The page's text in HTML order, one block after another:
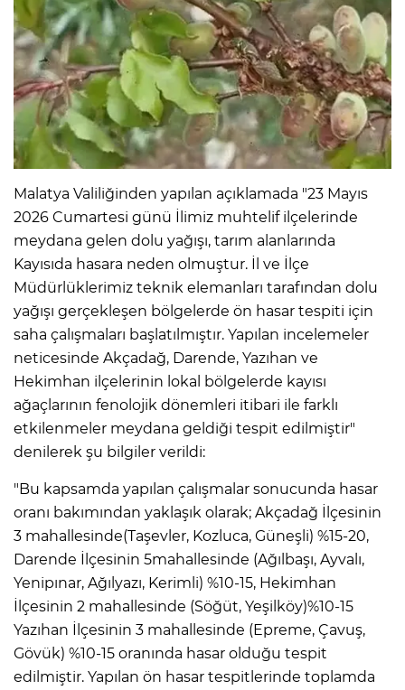
Malatya Valiliğinden yapılan açıklamada "23 Mayıs
2026 Cumartesi günü İlimiz muhtelif ilçelerinde
meydana gelen dolu yağışı, tarım alanlarında
Kayısıda hasara neden olmuştur. İl ve İlçe
Müdürlüklerimiz teknik elemanları tarafından dolu
yağışı gerçekleşen bölgelerde ön hasar tespiti için
saha çalışmaları başlatılmıştır. Yapılan incelemeler
neticesinde Akçadağ, Darende, Yazıhan ve
Hekimhan ilçelerinin lokal bölgelerde kayısı
ağaçlarının fenolojik dönemleri itibari ile farklı
etkilenmeler meydana geldiği tespit edilmiştir"
denilerek şu bilgiler verildi:
"Bu kapsamda yapılan çalışmalar sonucunda hasar
oranı bakımından yaklaşık olarak; Akçadağ İlçesinin
3 mahallesinde(Taşevler, Kozluca, Güneşli) %15-20,
Darende İlçesinin 5mahallesinde (Ağılbaşı, Ayvalı,
Yenipınar, Ağılyazı, Kerimli) %10-15, Hekimhan
İlçesinin 2 mahallesinde (Söğüt, Yeşilköy)%10-15
Yazıhan İlçesinin 3 mahallesinde (Epreme, Çavuş,
Gövük) %10-15 oranında hasar olduğu tespit
edilmiştir. Yapılan ön hasar tespitlerinde toplamda